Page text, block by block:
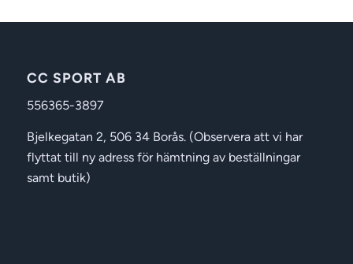
CC SPORT AB
556365-3897
Bjelkegatan 2, 506 34 Borås. (Observera att vi har
flyttat till ny adress för hämtning av beställningar
samt butik)